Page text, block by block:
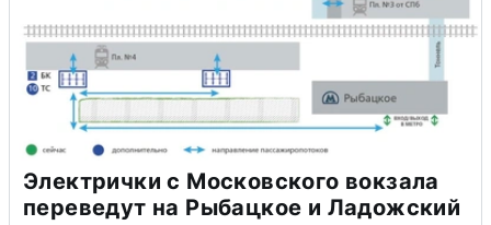
Электрички с Московского вокзала
переведут на Рыбацкое и Ладожский